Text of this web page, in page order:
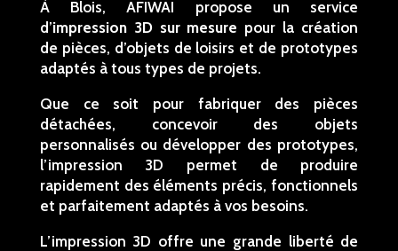
À Blois, AFIWAI propose un service
d’impression 3D sur mesure pour la création
de pièces, d’objets de loisirs et de prototypes
adaptés à tous types de projets.
Que ce soit pour fabriquer des pièces
détachées, concevoir des objets
personnalisés ou développer des prototypes,
l’impression 3D permet de produire
rapidement des éléments précis, fonctionnels
et parfaitement adaptés à vos besoins.
L’impression 3D offre une grande liberté de